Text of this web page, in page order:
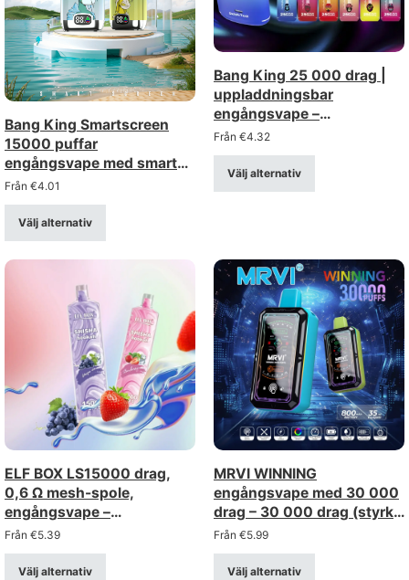
Bang King Smartscreen
15000 puffar
engångsvape med smart
display och mesh-spole
Från €4.01
Välj alternativ
Bang King 25 000 drag |
uppladdningsbar
engångsvape –
grossistförsäljning i bulk
(styrkorna 0%, 2%, 3%, 5%)
Från €4.32
Välj alternativ
ELF BOX LS15000 drag,
0,6 Ω mesh-spole,
engångsvape –
uppladdningsbar via USB-
C-anslutning (styrka 0–
5%)
Från €5.39
Välj alternativ
MRVI WINNING
engångsvape med 30 000
drag – 30 000 drag (styrka
2%/5%)
Från €5.99
Välj alternativ